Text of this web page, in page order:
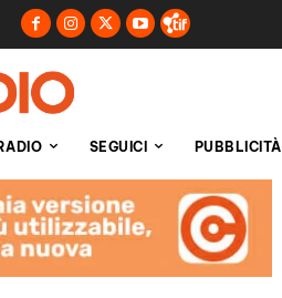
SEGUICI PUBBLICITÀ